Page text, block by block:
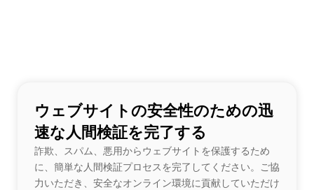
ウェブサイトの安全性のための迅
速な人間検証を完了する
詐欺、スパム、悪用からウェブサイトを保護するため
に、簡単な人間検証プロセスを完了してください。ご協
力いただき、安全なオンライン環境に貢献していただけ